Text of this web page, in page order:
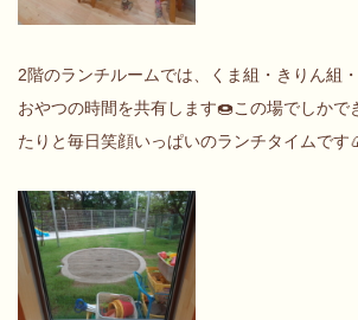
2階のランチルームでは、くま組・きりん組
おやつの時間を共有します🍩この場でしかで
たりと毎日笑顔いっぱいのランチタイムです